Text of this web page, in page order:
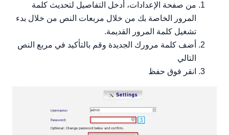
من صفحة الإعدادات، أدخل التفاصيل لتحديث كلمة
المرور الخاصة بك من خلال مربعات النص من خلال بدء
تشغيل كلمة المرور القديمة.
أضف كلمة مرورك الجديدة وقم بالتأكيد في مربع النص
التالي
انقر فوق حفظ